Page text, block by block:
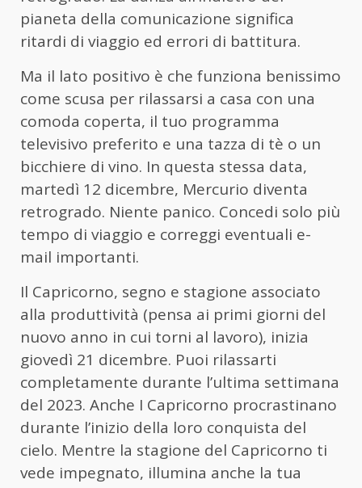
pianeta della comunicazione significa
ritardi di viaggio ed errori di battitura.
Ma il lato positivo è che funziona benissimo
come scusa per rilassarsi a casa con una
comoda coperta, il tuo programma
televisivo preferito e una tazza di tè o un
bicchiere di vino. In questa stessa data,
martedì 12 dicembre, Mercurio diventa
retrogrado. Niente panico. Concedi solo più
tempo di viaggio e correggi eventuali e-
mail importanti.
Il Capricorno, segno e stagione associato
alla produttività (pensa ai primi giorni del
nuovo anno in cui torni al lavoro), inizia
giovedì 21 dicembre. Puoi rilassarti
completamente durante l’ultima settimana
del 2023. Anche I Capricorno procrastinano
durante l’inizio della loro conquista del
cielo. Mentre la stagione del Capricorno ti
vede impegnato, illumina anche la tua